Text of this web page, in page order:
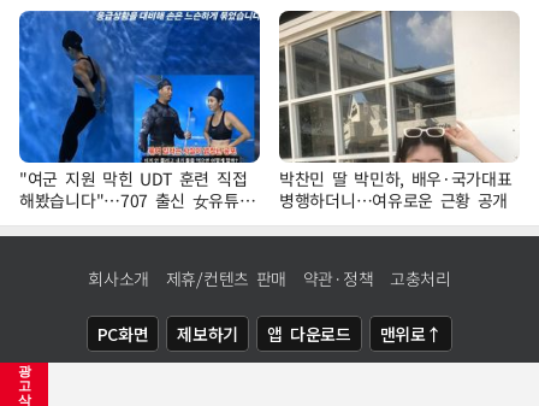
광
고
삭
"여군 지원 막힌 UDT 훈련 직접
해봤습니다"…707 출신 女유튜버
'완벽 소화'
박찬민 딸 박민하, 배우·국가대표
병행하더니…여유로운 근황 공개
회사소개 제휴/컨텐츠 판매 약관·정책 고충처리
PC화면 제보하기 앱 다운로드 맨위로↑